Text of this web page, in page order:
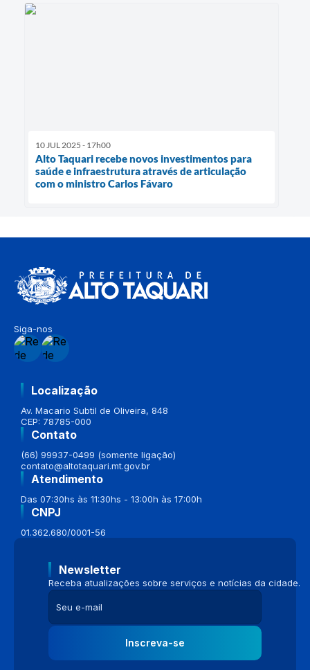
10 JUL 2025 - 17h00
Alto Taquari recebe novos investimentos para
saúde e infraestrutura através de articulação
com o ministro Carlos Fávaro
Siga-nos
Localização
Av. Macario Subtil de Oliveira, 848
CEP: 78785-000
Contato
(66) 99937-0499 (somente ligação)
contato@altotaquari.mt.gov.br
Atendimento
Das 07:30hs às 11:30hs - 13:00h às 17:00h
CNPJ
01.362.680/0001-56
Newsletter
Receba atualizações sobre serviços e notícias da cidade.
Inscreva-se